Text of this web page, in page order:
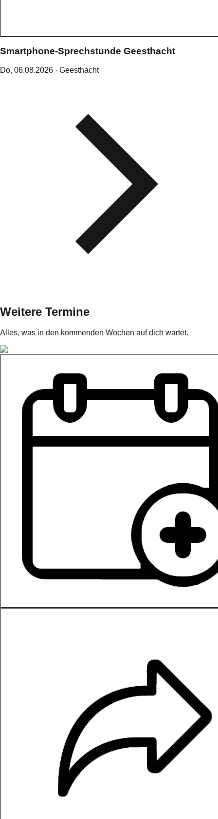
Smartphone-Sprechstunde Geesthacht
Do, 06.08.2026 · Geesthacht
Weitere Termine
Alles, was in den kommenden Wochen auf dich wartet.